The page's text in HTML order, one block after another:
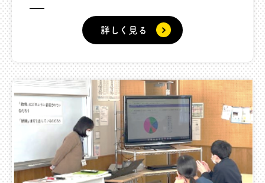
詳しく見る